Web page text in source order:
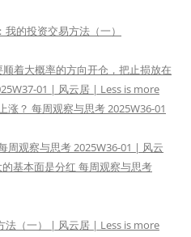
的投资交易方法（一）
着大概率的方向开仓，把止损放在
01 | 风云居 | Less is more
涨？ 每周观察与思考 2025W36-01
周观察与思考 2025W36-01 | 风云
基本面是分红 每周观察与思考
法（一） | 风云居 | Less is more